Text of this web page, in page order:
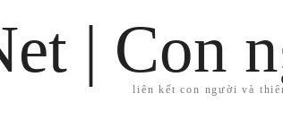
| Con
liên kết con người và